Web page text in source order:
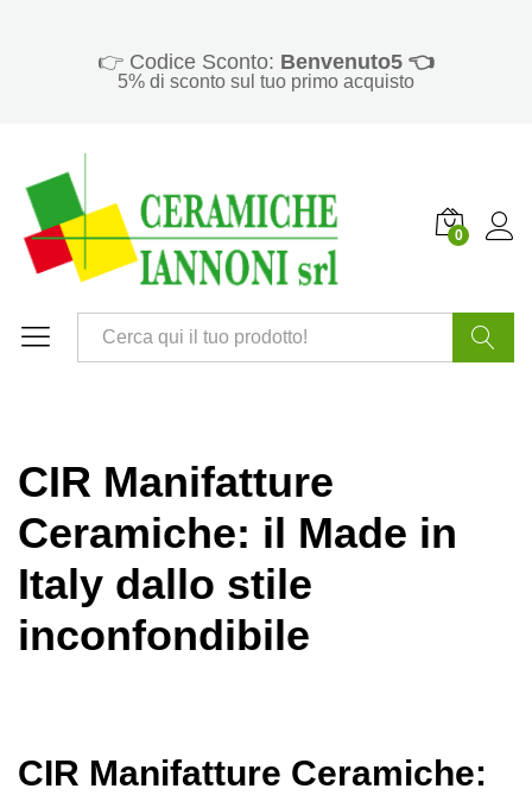
👉 Codice Sconto: Benvenuto5 👈
5% di sconto sul tuo primo acquisto
0
CIR Manifatture
Ceramiche: il Made in
Italy dallo stile
inconfondibile
CIR Manifatture Ceramiche: